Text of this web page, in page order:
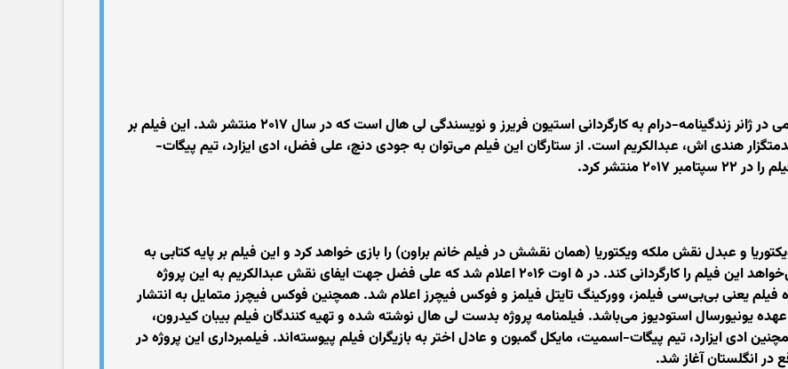
ویکتوریا و عبدل (انگلیسی: Victoria & Abdul) فیلمی در ژانر زندگینامه-درام به کارگردانی استیون فریرز و نویسندگی لی هال است که در سال ۲۰۱۷ منتشر شد. این فیلم بر
هندی اش، عبدالکریم است. از ستارگان این فیلم می‌توان به جودی دنچ، علی فضل، ادی ایزارد، تیم پیگات-
منتشر کرد.
در فیلم ویکتوریا و عبدل نقش ملکه ویکتوریا (همان نقشش در فیلم خانم براون) را بازی خواهد کرد و این فیلم بر پایه کتابی به
همین نام اثر شرابانی باسو است و استیون فریرز می‌خواهد این فیلم را کارگردانی کند. در ۵ اوت ۲۰۱۶ اعلام شد که علی فضل جهت ایفای نقش عبدالکریم به این پروژه
فیلم یعنی بی‌بی‌سی فیلمز، وورکینگ تایتل فیلمز و فوکس فیچرز اعلام شد. همچنین فوکس فیچرز متمایل به انتشار
یونیورسال استودیوز می‌باشد. فیلمنامه پروژه بدست لی هال نوشته شده و تهیه کنندگان فیلم بیبان کیدرون،
ادی ایزارد، تیم پیگات-اسمیت، مایکل گمبون و عادل اختر به بازیگران فیلم پیوسته‌اند. فیلمبرداری این پروژه در